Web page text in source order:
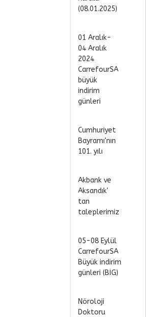
(08.01.2025)
01 Aralık-
04 Aralık
2024
CarrefourSA
büyük
indirim
günleri
Cumhuriyet
Bayramı'nın
101. yılı
Akbank ve
Aksandık'
tan
taleplerimiz
05-08 Eylül
CarrefourSA
Büyük indirim
günleri (BİG)
Nöroloji
Doktoru